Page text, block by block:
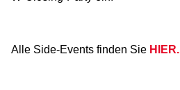
Alle Side-Events finden Sie HIER.